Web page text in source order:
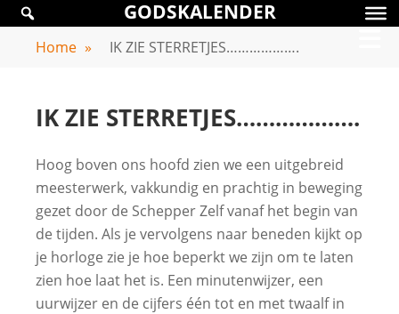
Skip
content
GODSKALENDER
GODSKALENDER
Home » IK ZIE STERRETJES……………….
IK ZIE STERRETJES……………….
Hoog boven ons hoofd zien we een uitgebreid
meesterwerk, vakkundig en prachtig in beweging
gezet door de Schepper Zelf vanaf het begin van
de tijden. Als je vervolgens naar beneden kijkt op
je horloge zie je hoe beperkt we zijn om te laten
zien hoe laat het is. Een minutenwijzer, een
uurwijzer en de cijfers één tot en met twaalf in